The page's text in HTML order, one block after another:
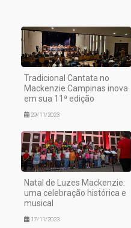
Tradicional Cantata no
Mackenzie Campinas inova
em sua 11ª edição
29/11/2023
Natal de Luzes Mackenzie:
uma celebração histórica e
musical
17/11/2023